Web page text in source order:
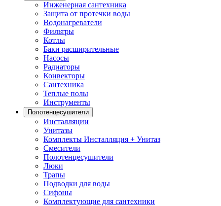
Инженерная сантехника
Защита от протечки воды
Водонагреватели
Фильтры
Котлы
Баки расширительные
Насосы
Радиаторы
Конвекторы
Сантехника
Теплые полы
Инструменты
Полотенцесушители
Инсталляции
Унитазы
Комплекты Инсталляция + Унитаз
Смесители
Полотенцесушители
Люки
Трапы
Подводки для воды
Сифоны
Комплектующие для сантехники